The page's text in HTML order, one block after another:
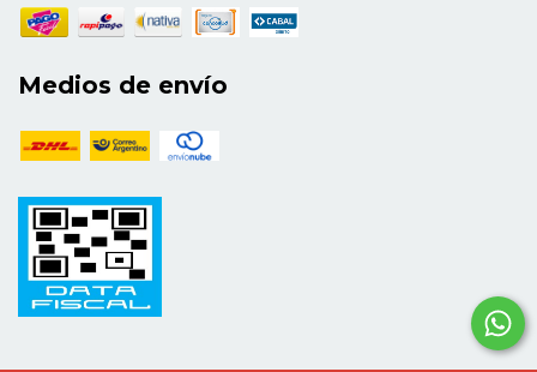
Medios de envío